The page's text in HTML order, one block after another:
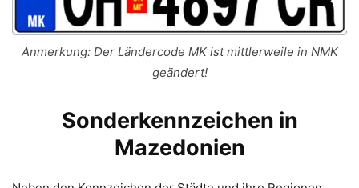
Anmerkung: Der Ländercode MK ist mittlerweile in NMK
geändert!
Sonderkennzeichen in
Mazedonien